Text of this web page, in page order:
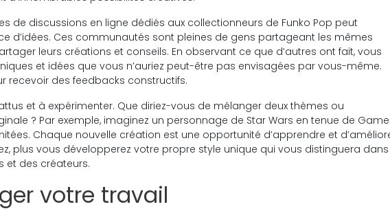
de discussions en ligne dédiés aux collectionneurs de Funko Pop peut
d’idées. Ces communautés sont pleines de gens partageant les mêmes
leurs créations et conseils. En observant ce que d’autres ont fait, vous
et idées que vous n’auriez peut-être pas envisagées par vous-même.
recevoir des feedbacks constructifs.
et à expérimenter. Que diriez-vous de mélanger deux thèmes ou
? Par exemple, imaginez un personnage de Star Wars en tenue de Game
Chaque nouvelle création est une opportunité d’apprendre et
plus vous développerez votre propre style unique qui vous distinguera dans
et des créateurs.
votre travail